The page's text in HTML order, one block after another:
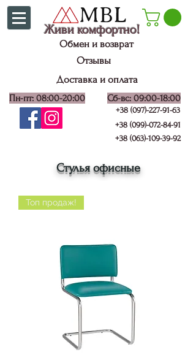
Живи комфортно!
Обмен и возврат
Отзывы
Доставка и оплата
Пн-пт: 08:00-20:00 Сб-вс: 09:00-18:00
+38 (099)-072-84-91
+38 (097)-227-91-63
+38 (063)-109-39-92
Стулья офисные
Топ продаж!